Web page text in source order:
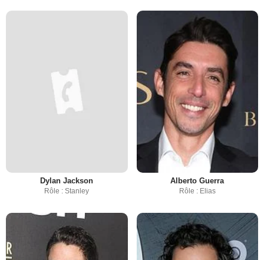
Dylan Jackson
Rôle : Stanley
Alberto Guerra
Rôle : Elias